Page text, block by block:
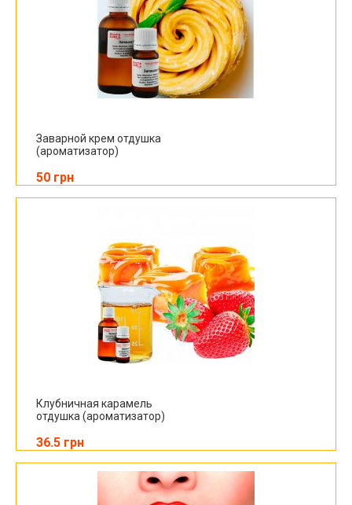
Заварной крем отдушка
(ароматизатор)
50 грн
Клубничная карамель
отдушка (ароматизатор)
36.5 грн